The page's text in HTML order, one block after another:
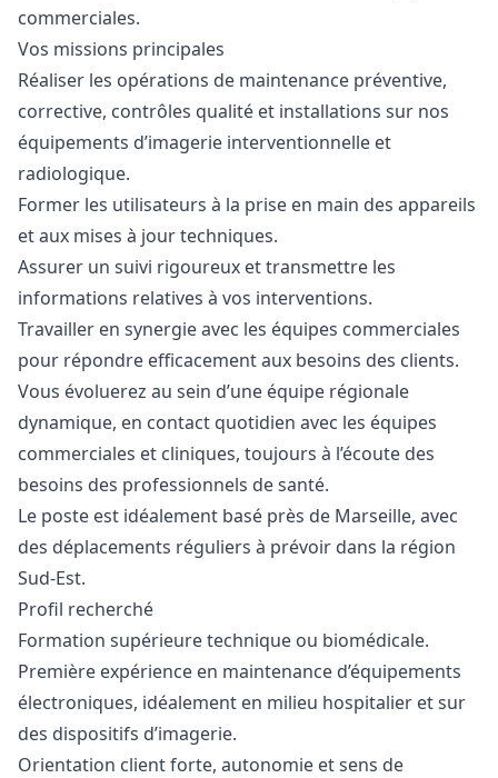
commerciales.
Vos missions principales
Réaliser les opérations de maintenance préventive,
corrective, contrôles qualité et installations sur nos
équipements d’imagerie interventionnelle et
radiologique.
Former les utilisateurs à la prise en main des appareils
et aux mises à jour techniques.
Assurer un suivi rigoureux et transmettre les
informations relatives à vos interventions.
Travailler en synergie avec les équipes commerciales
pour répondre efficacement aux besoins des clients.
Vous évoluerez au sein d’une équipe régionale
dynamique, en contact quotidien avec les équipes
commerciales et cliniques, toujours à l’écoute des
besoins des professionnels de santé.
Le poste est idéalement basé près de Marseille, avec
des déplacements réguliers à prévoir dans la région
Sud-Est.
Profil recherché
Formation supérieure technique ou biomédicale.
Première expérience en maintenance d’équipements
électroniques, idéalement en milieu hospitalier et sur
des dispositifs d’imagerie.
Orientation client forte, autonomie et sens de